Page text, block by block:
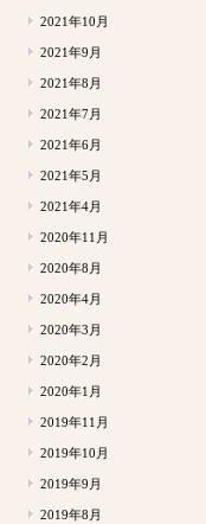
2021年10月
2021年9月
2021年8月
2021年7月
2021年6月
2021年5月
2021年4月
2020年11月
2020年8月
2020年4月
2020年3月
2020年2月
2020年1月
2019年11月
2019年10月
2019年9月
2019年8月